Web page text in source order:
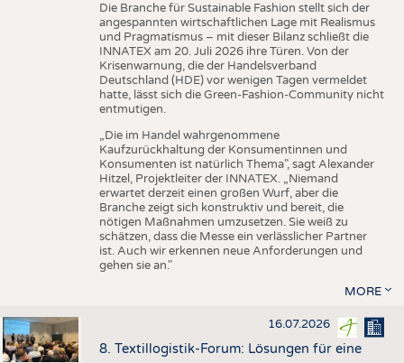
Die Branche für Sustainable Fashion stellt sich der
angespannten wirtschaftlichen Lage mit Realismus
und Pragmatismus – mit dieser Bilanz schließt die
INNATEX am 20. Juli 2026 ihre Türen. Von der
Krisenwarnung, die der Handelsverband
Deutschland (HDE) vor wenigen Tagen vermeldet
hatte, lässt sich die Green-Fashion-Community nicht
entmutigen.
„Die im Handel wahrgenommene
Kaufzurückhaltung der Konsumentinnen und
Konsumenten ist natürlich Thema", sagt Alexander
Hitzel, Projektleiter der INNATEX. „Niemand
erwartet derzeit einen großen Wurf, aber die
Branche zeigt sich konstruktiv und bereit, die
nötigen Maßnahmen umzusetzen. Sie weiß zu
schätzen, dass die Messe ein verlässlicher Partner
ist. Auch wir erkennen neue Anforderungen und
gehen sie an."
MORE
16.07.2026
8. Textillogistik-Forum: Lösungen für eine